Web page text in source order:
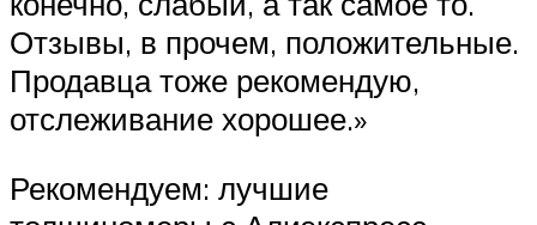
Отзывы, в прочем, положительные.
Продавца тоже рекомендую,
отслеживание хорошее.»
Рекомендуем: лучшие